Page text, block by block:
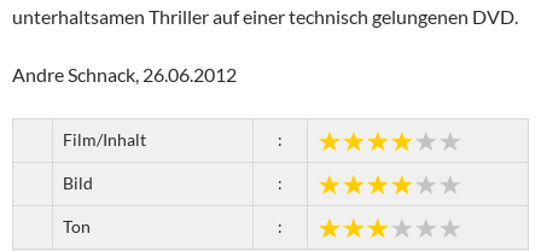
unterhaltsamen Thriller auf einer technisch gelungenen DVD.
Andre Schnack, 26.06.2012
Film/Inhalt :
Bild :
Ton :